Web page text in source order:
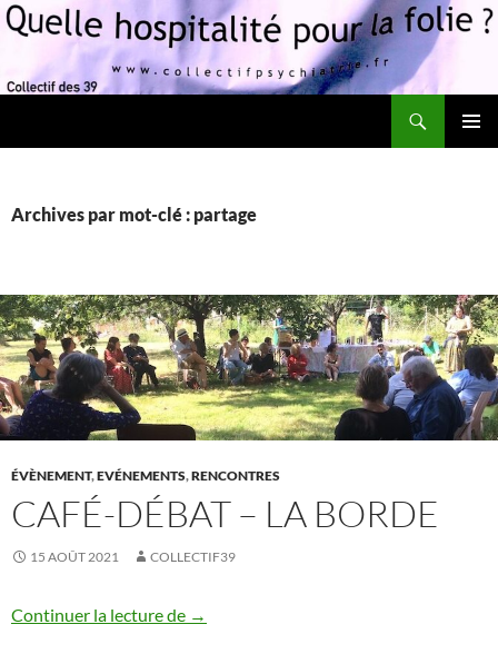
Archives par mot-clé : partage
ÉVÈNEMENT,EVÉNEMENTS,RENCONTRES
CAFÉ-DÉBAT – LA BORDE
15 AOÛT 2021 COLLECTIF39
Continuer la lecture de Café-débat – La Borde
→